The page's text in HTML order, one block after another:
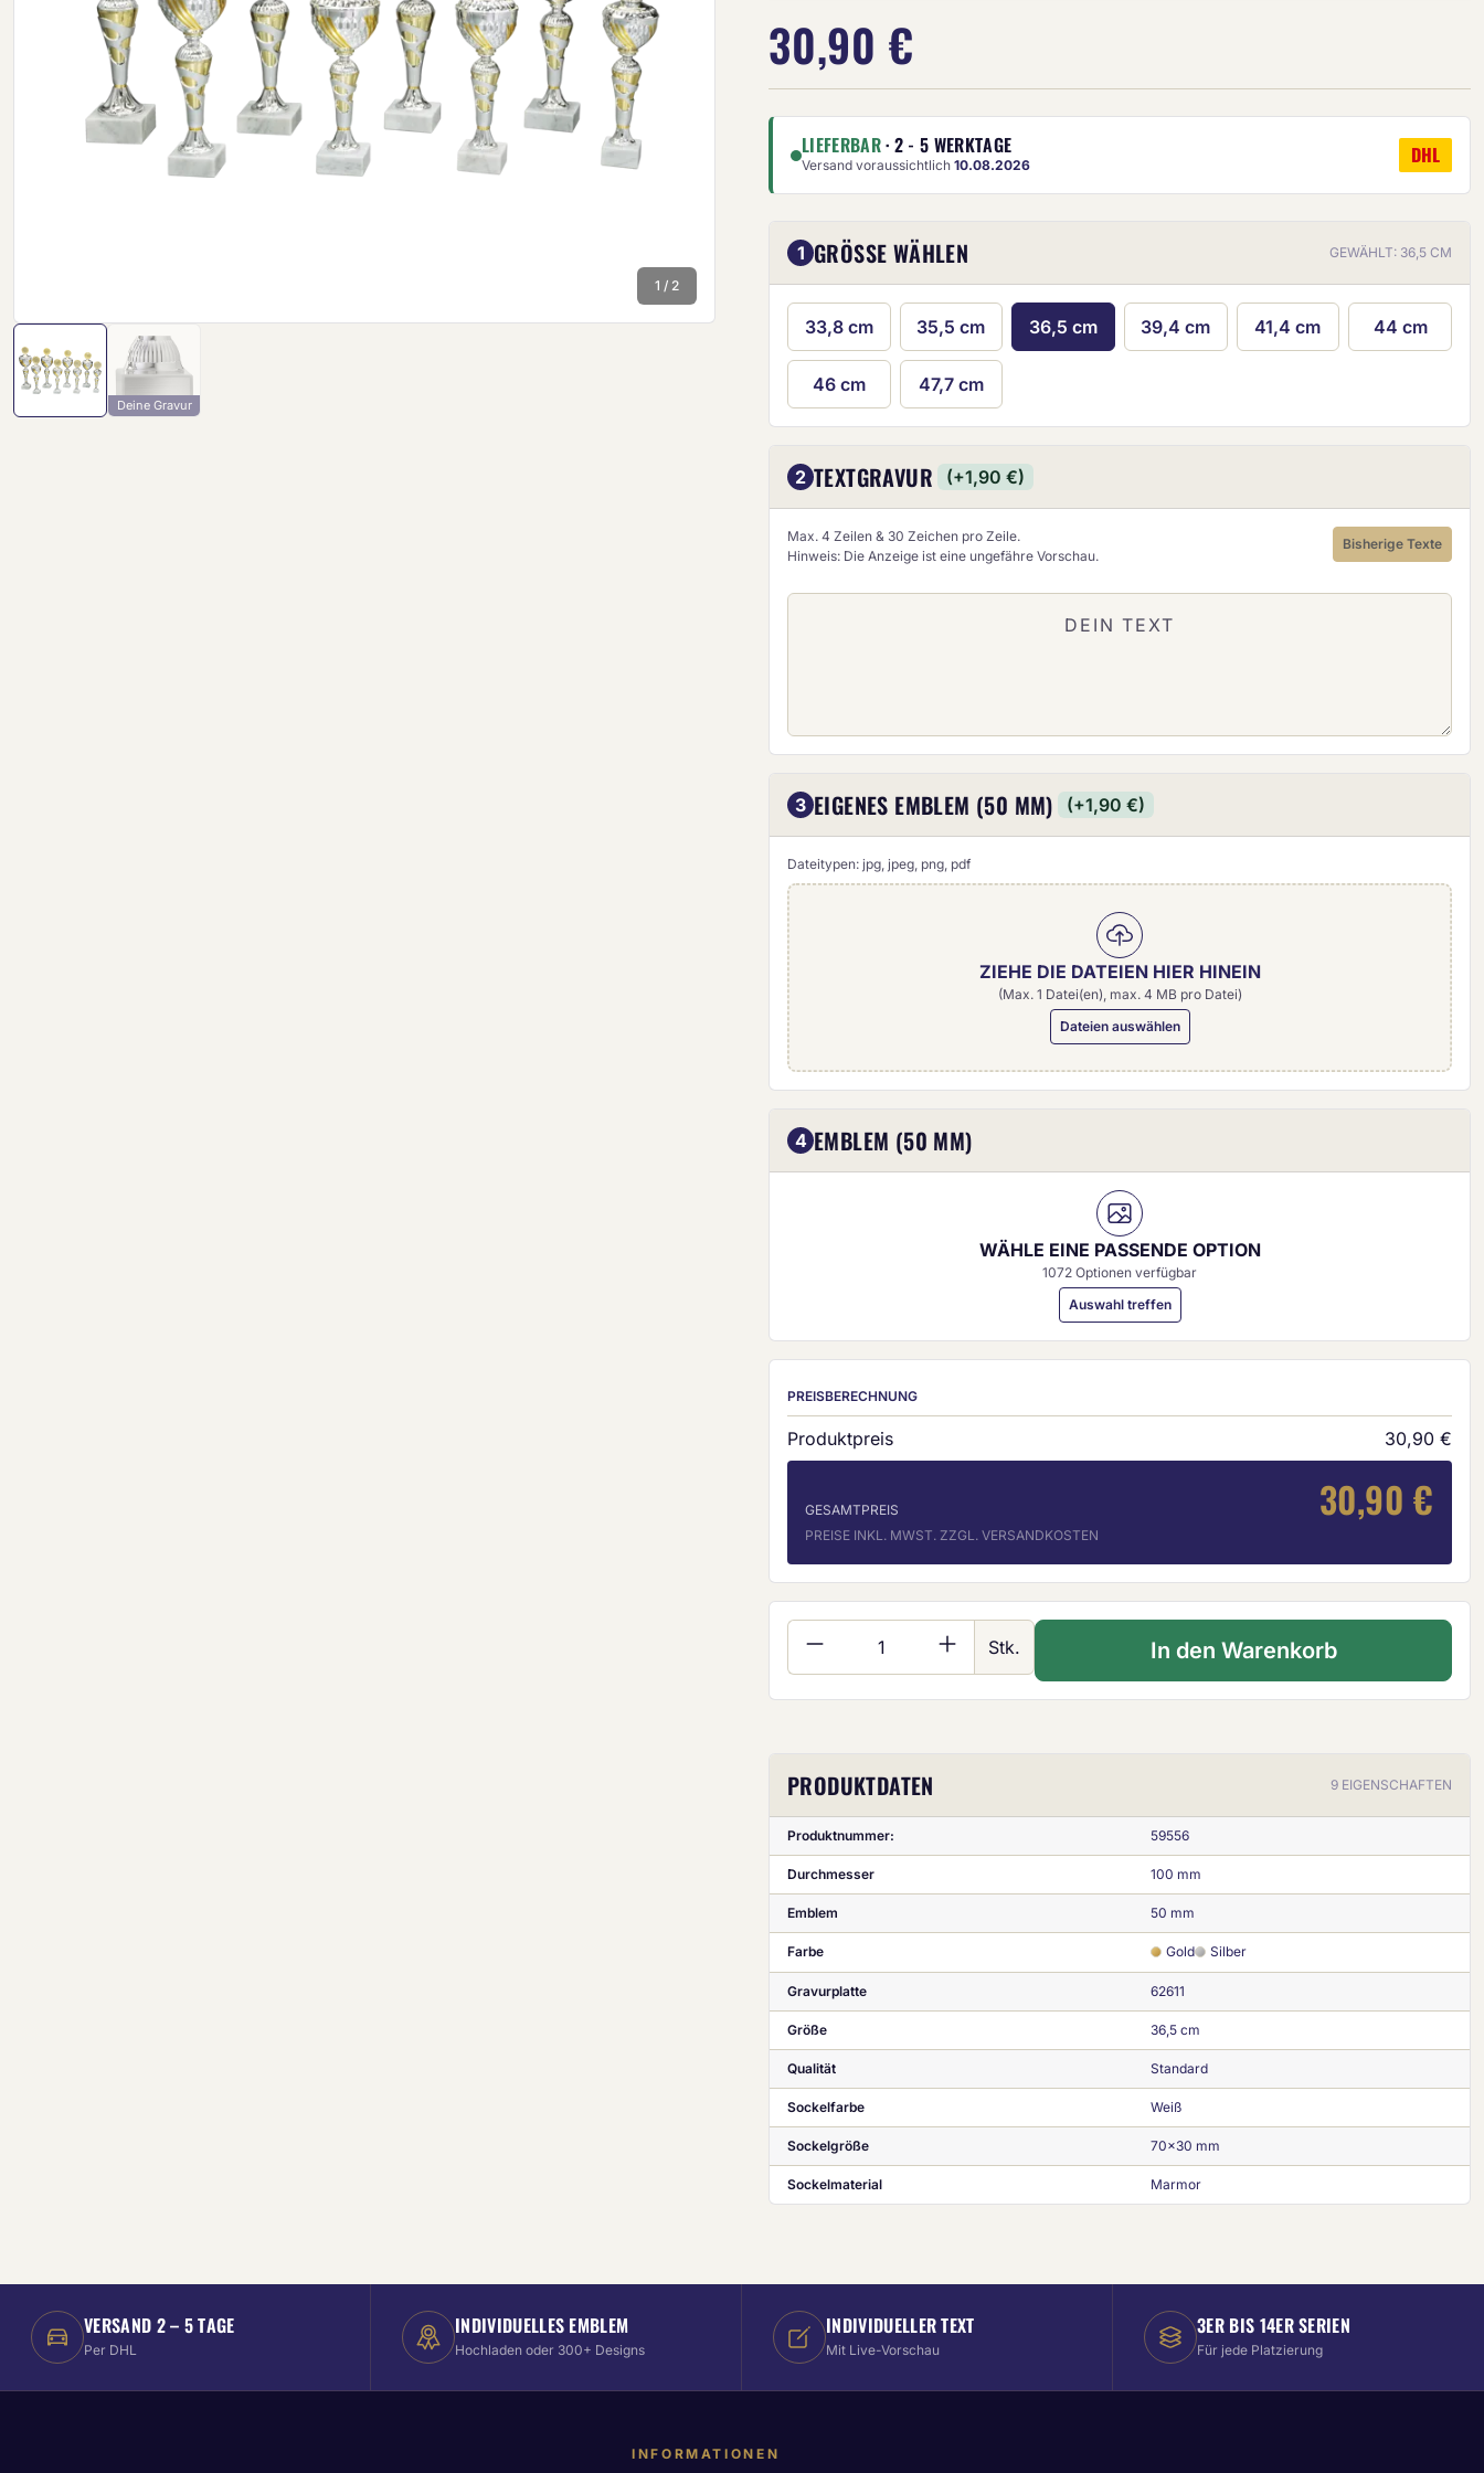
1 / 2
Deine Gravur
30,90 €
LIEFERBAR· 2 - 5 WERKTAGE
Versand voraussichtlich 10.08.2026 DHL
1 GRÖSSE WÄHLEN GEWÄHLT: 36,5 CM
33,8 cm 35,5 cm 36,5 cm 39,4 cm 41,4 cm 44 cm
46 cm 47,7 cm
2 TEXTGRAVUR (+1,90 €)
Max. 4 Zeilen & 30 Zeichen pro Zeile.
Hinweis: Die Anzeige ist eine ungefähre Vorschau.
Bisherige Texte
3 EIGENES EMBLEM (50 MM) (+1,90 €)
Dateitypen: jpg, jpeg, png, pdf
ZIEHE DIE DATEIEN HIER HINEIN
(Max. 1 Datei(en), max. 4 MB pro Datei)
Dateien auswählen
4 EMBLEM (50 MM)
WÄHLE EINE PASSENDE OPTION
1072 Optionen verfügbar
Auswahl treffen
PREISBERECHNUNG
Produktpreis 30,90 €
GESAMTPREIS 30,90 €
PREISE INKL. MWST. ZZGL. VERSANDKOSTEN
Produkt Anzahl: Gib den gewünschten Wert ein oder
Stk. In den Warenkorb
PRODUKTDATEN 9 EIGENSCHAFTEN
Produktnummer: 59556
Durchmesser 100 mm
Emblem 50 mm
Farbe Gold Silber
Gravurplatte 62611
Größe 36,5 cm
Qualität Standard
Sockelfarbe Weiß
Sockelgröße 70x30 mm
Sockelmaterial Marmor
VERSAND 2 – 5 TAGE
Per DHL
INDIVIDUELLES EMBLEM
Hochladen oder 300+ Designs
INDIVIDUELLER TEXT
Mit Live-Vorschau
3ER BIS 14ER SERIEN
Für jede Platzierung
INFORMATIONEN